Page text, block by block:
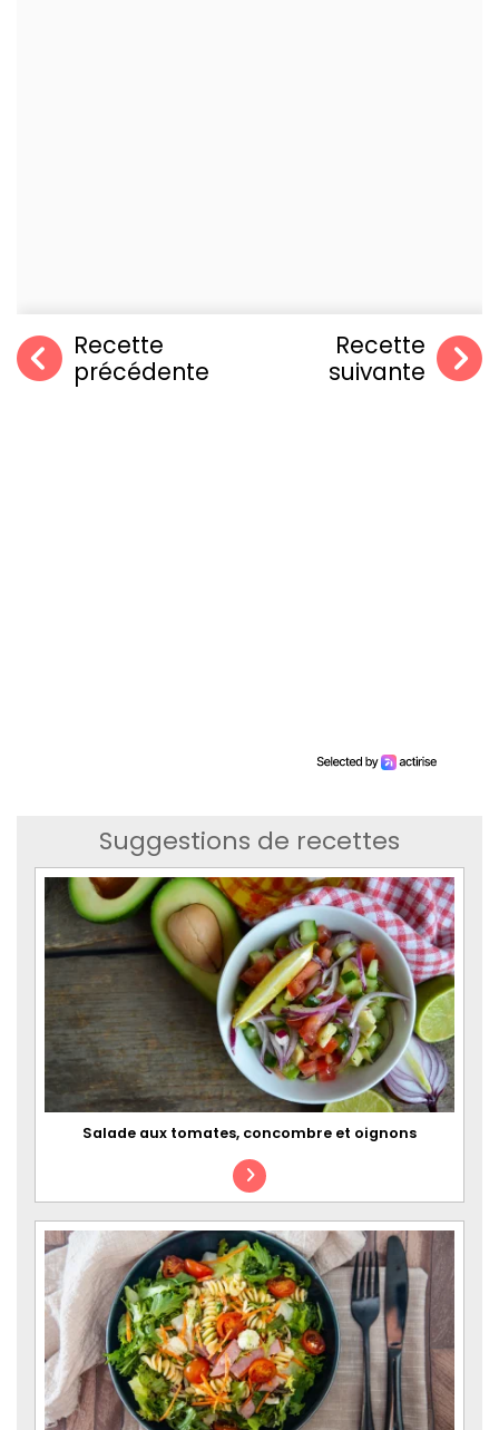
Recette
précédente
Recette
suivante
Suggestions de recettes
Salade aux tomates, concombre et oignons